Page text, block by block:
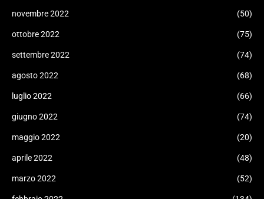
novembre 2022 (50)
ottobre 2022 (75)
settembre 2022 (74)
agosto 2022 (68)
luglio 2022 (66)
giugno 2022 (74)
maggio 2022 (20)
aprile 2022 (48)
marzo 2022 (52)